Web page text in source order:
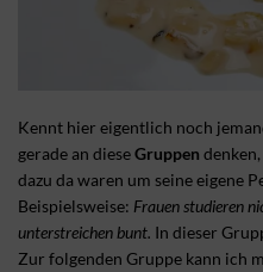
Kennt hier eigentlich noch
gerade an dieseGruppen
dazu da waren um seine eigene
Beispielsweise: Frauen studieren
unterstreichen bunt. In dieser
Zur folgenden Gruppe kann ich